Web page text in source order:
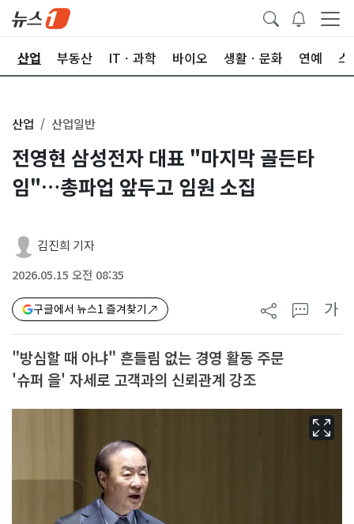
산업 부동산 ITㆍ과학 바이오 생활ㆍ문화 연예 스
산업 산업일반
전영현 삼성전자 대표 "마지막 골든타
임"…총파업 앞두고 임원 소집
김진희 기자
2026.05.15 오전 08:35
구글에서 뉴스1 즐겨찾기 가
"방심할 때 아냐" 흔들림 없는 경영 활동 주문
'슈퍼 을' 자세로 고객과의 신뢰관계 강조